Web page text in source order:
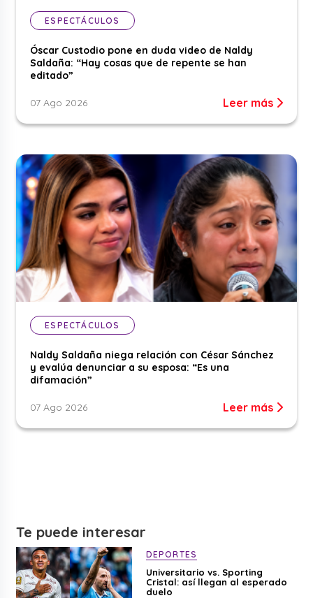
ESPECTÁCULOS
Óscar Custodio pone en duda video de Naldy
Saldaña: “Hay cosas que de repente se han
editado”
07 Ago 2026 Leer más
ESPECTÁCULOS
Naldy Saldaña niega relación con César Sánchez
y evalúa denunciar a su esposa: “Es una
difamación”
07 Ago 2026 Leer más
Te puede interesar
DEPORTES
Universitario vs. Sporting
Cristal: así llegan al esperado
duelo